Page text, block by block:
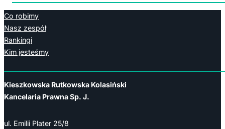
Co robimy
Nasz zespół
Rankingi
Kim jesteśmy
Kieszkowska Rutkowska Kolasiński
Kancelaria Prawna Sp. J.
ul. Emilii Plater 25/8